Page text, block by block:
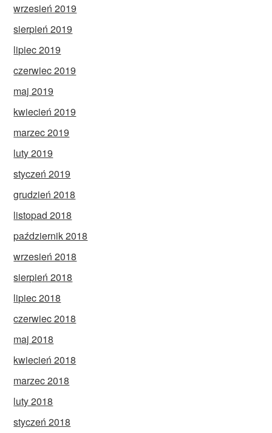
wrzesień 2019
sierpień 2019
lipiec 2019
czerwiec 2019
maj 2019
kwiecień 2019
marzec 2019
luty 2019
styczeń 2019
grudzień 2018
listopad 2018
październik 2018
wrzesień 2018
sierpień 2018
lipiec 2018
czerwiec 2018
maj 2018
kwiecień 2018
marzec 2018
luty 2018
styczeń 2018